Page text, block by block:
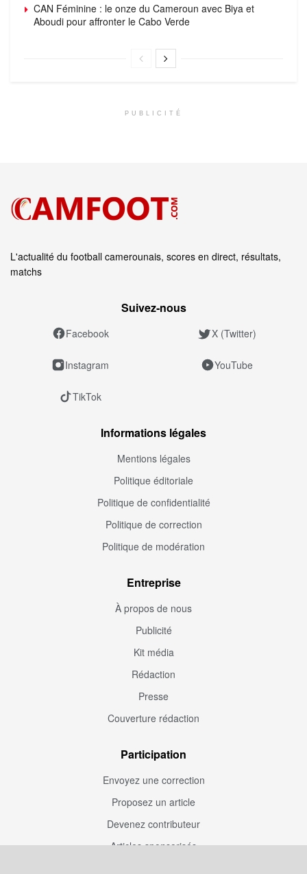
CAN Féminine : le onze du Cameroun avec Biya et
Aboudi pour affronter le Cabo Verde
PUBLICITÉ
L'actualité du football camerounais, scores en direct, résultats,
matchs
Suivez‑nous
Facebook X (Twitter)
Instagram YouTube
TikTok
Informations légales
Mentions légales
Politique éditoriale
Politique de confidentialité
Politique de correction
Politique de modération
Entreprise
À propos de nous
Publicité
Kit média
Rédaction
Presse
Couverture rédaction
Participation
Envoyez une correction
Proposez un article
Devenez contributeur
Articles sponsorisés